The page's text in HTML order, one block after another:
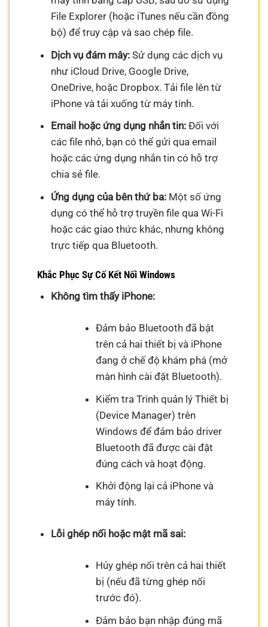
File Explorer (hoặc iTunes nếu cần đồng
bộ) để truy cập và sao chép file.
Dịch vụ đám mây:Sử dụng các dịch vụ
như iCloud Drive, Google Drive,
OneDrive, hoặc Dropbox. Tải file lên từ
iPhone và tải xuống từ máy tính.
Email hoặc ứng dụng nhắn tin:Đối với
các file nhỏ, bạn có thể gửi qua email
hoặc các ứng dụng nhắn tin có hỗ trợ
chia sẻ file.
Ứng dụng của bên thứ ba:Một số ứng
dụng có thể hỗ trợ truyền file qua Wi-Fi
hoặc các giao thức khác, nhưng không
trực tiếp qua Bluetooth.
Khắc Phục Sự Cố Kết Nối Windows
Không tìm thấy iPhone:
Đảm bảo Bluetooth đã bật
trên cả hai thiết bị và iPhone
đang ở chế độ khám phá (mở
màn hình cài đặt Bluetooth).
Kiểm tra Trình quản lý Thiết bị
(Device Manager) trên
Windows để đảm bảo driver
Bluetooth đã được cài đặt
đúng cách và hoạt động.
Khởi động lại cả iPhone và
máy tính.
Lỗi ghép nối hoặc mật mã sai:
Hủy ghép nối trên cả hai thiết
bị (nếu đã từng ghép nối
trước đó).
Đảm bảo bạn nhập đúng mã